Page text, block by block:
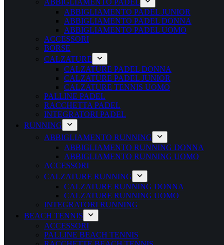
ABBIGLIAMENTO PADEL
ABBIGLIAMENTO PADEL JUNIOR
ABBIGLIAMENTO PADEL DONNA
ABBIGLIAMENTO PADEL UOMO
ACCESSORI
BORSE
CALZATURE
CALZATURE PADEL DONNA
CALZATURE PADEL JUNIOR
CALZATURE TENNIS UOMO
PALLINE PADEL
RACCHETTA PADEL
INTEGRATORI PADEL
RUNNING
ABBIGLIAMENTO RUNNING
ABBIGLIAMENTO RUNNING DONNA
ABBIGLIAMENTO RUNNING UOMO
ACCESSORI
CALZATURE RUNNING
CALZATURE RUNNING DONNA
CALZATURE RUNNING UOMO
INTEGRATORI RUNNING
BEACH TENNIS
ACCESSORI
PALLINE BEACH TENNIS